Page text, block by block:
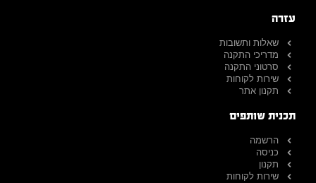
עזרה
שאלות ותשובות
מדריכי התקנה
סרטוני התקנה
שירות לקוחות
תקנון אתר
תכנית שותפים
הרשמה
כניסה
תקנון
שירות לקוחות